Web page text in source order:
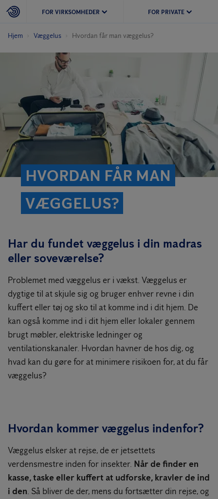
FOR VIRKSOMHEDER FOR PRIVATE
Hjem Væggelus Hvordan får man væggelus?
HVORDAN FÅR MAN
VÆGGELUS?
Har du fundet væggelus i din madras
eller soveværelse?
Problemet med væggelus er i vækst. Væggelus er
dygtige til at skjule sig og bruger enhver revne i din
kuffert eller tøj og sko til at komme ind i dit hjem. De
kan også komme ind i dit hjem eller lokaler gennem
brugt møbler, elektriske ledninger og
ventilationskanaler. Hvordan havner de hos dig, og
hvad kan du gøre for at minimere risikoen for, at du får
væggelus?
Hvordan kommer væggelus indenfor?
Væggelus elsker at rejse, de er jetsettets
verdensmestre inden for insekter. Når de finder en
kasse, taske eller kuffert at udforske, kravler de ind
i den. Så bliver de der, mens du fortsætter din rejse, og